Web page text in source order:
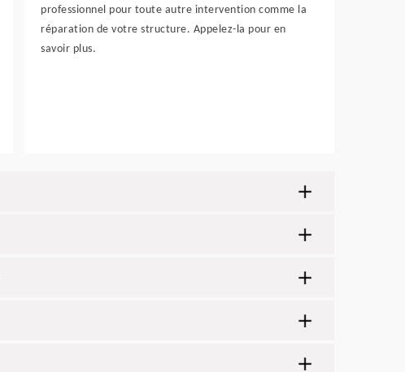
professionnel pour toute autre intervention comme la
réparation de votre structure. Appelez-la pour en
savoir plus.